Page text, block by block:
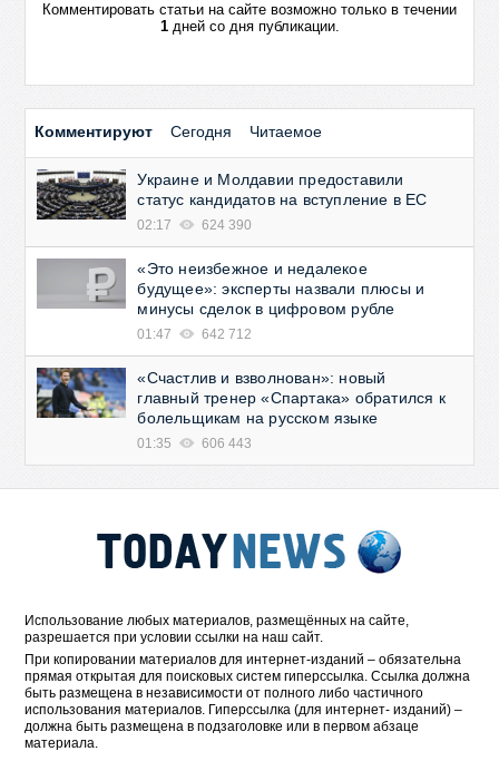
Комментировать статьи на сайте возможно только в течении
1дней со дня публикации.
Комментируют Сегодня Читаемое
Украине и Молдавии предоставили
статус кандидатов на вступление в ЕС
02:17 624 390
«Это неизбежное и недалекое
будущее»: эксперты назвали плюсы и
минусы сделок в цифровом рубле
01:47 642 712
«Счастлив и взволнован»: новый
главный тренер «Спартака» обратился к
болельщикам на русском языке
01:35 606 443
Использование любых материалов, размещённых на сайте,
разрешается при условии ссылки на наш сайт.
При копировании материалов для интернет-изданий – обязательна
прямая открытая для поисковых систем гиперссылка. Ссылка должна
быть размещена в независимости от полного либо частичного
использования материалов. Гиперссылка (для интернет- изданий) –
должна быть размещена в подзаголовке или в первом абзаце
материала.